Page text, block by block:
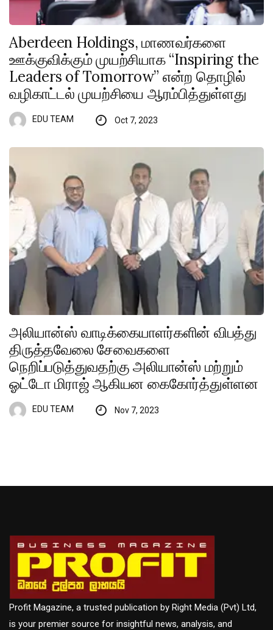
Aberdeen Holdings, மாணவர்களை
ஊக்குவிக்கும் முயற்சியாக “Inspiring the
Leaders of Tomorrow” என்ற தொழில்
வழிகாட்டல் முயற்சியை ஆரம்பித்துள்ளது
EDU TEAM Oct 7, 2023
அலியான்ஸ் வாடிக்கையாளர்களின் விபத்து
திருத்தவேலை சேவைகளை
நெறிப்படுத்துவதற்கு அலியான்ஸ் மற்றும்
ஓட்டோ மிராஜ் ஆகியன கைகோர்த்துள்ளன
EDU TEAM Nov 7, 2023
Profit Magazine, a trusted publication by Right Media (Pvt) Ltd,
is your premier source for insightful news, analysis, and